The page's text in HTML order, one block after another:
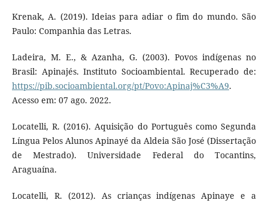
Krenak, A. (2019). Ideias para adiar o fim do mundo. São
Paulo: Companhia das Letras.
Ladeira, M. E., & Azanha, G. (2003). Povos indígenas no
Brasil: Apinajés. Instituto Socioambiental. Recuperado de:
https://pib.socioambiental.org/pt/Povo:Apinaj%C3%A9.
Acesso em: 07 ago. 2022.
Locatelli, R. (2016). Aquisição do Português como Segunda
Língua Pelos Alunos Apinayé da Aldeia São José (Dissertação
de Mestrado). Universidade Federal do Tocantins,
Araguaína.
Locatelli, R. (2012). As crianças indígenas Apinaye e a